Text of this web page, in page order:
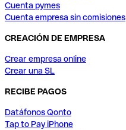
Cuenta pymes
Cuenta empresa sin comisiones
CREACIÓN DE EMPRESA
Crear empresa online
Crear una SL
RECIBE PAGOS
Datáfonos Qonto
Tap to Pay iPhone